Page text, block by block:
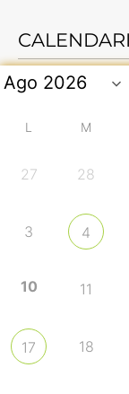
L M
27 28
3 4
10 11
17 18